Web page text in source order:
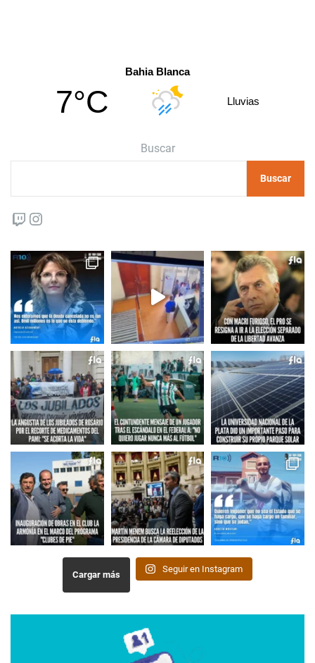
Bahia Blanca
7°C Lluvias
Buscar
Buscar
Twitch
Cargar más
Seguir en Instagram